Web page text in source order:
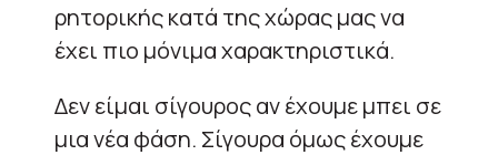
ρητορικής κατά της χώρας μας να
έχει πιο μόνιμα χαρακτηριστικά.
Δεν είμαι σίγουρος αν έχουμε μπει σε
μια νέα φάση. Σίγουρα όμως έχουμε